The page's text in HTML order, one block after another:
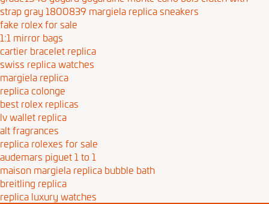
strap gray 1800839 margiela replica sneakers
fake rolex for sale
1:1 mirror bags
cartier bracelet replica
swiss replica watches
margiela replica
replica colonge
best rolex replicas
lv wallet replica
alt fragrances
replica rolexes for sale
audemars piguet 1 to 1
maison margiela replica bubble bath
breitling replica
replica luxury watches